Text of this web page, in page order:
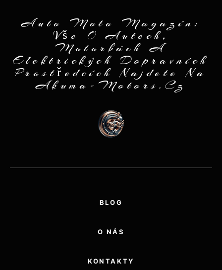
Auto Moto Magazín:
Vše O Autech,
Motorkách A
Elektrických Dopravních
Prostředcích Najdete Na
Akuma-Motors.cz
BLOG
O NÁS
KONTAKTY